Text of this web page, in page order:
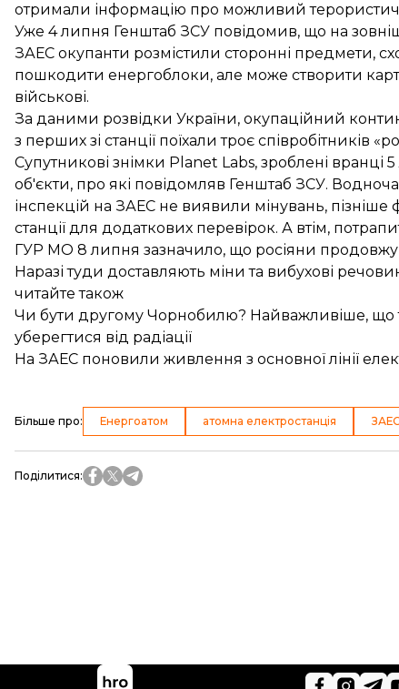
отримали інформацію про можливий
Уже 4 липня Генштаб ЗСУ повідомив, що на
ЗАЕС окупанти розмістили сторонні предмети,
пошкодити енергоблоки, але може створити
військові.
За даними розвідки України, окупаційний
з перших зі станції поїхали троє співробітників
Супутникові знімки Planet Labs, зроблені вранці
об'єкти, про які повідомляв Генштаб ЗСУ.
інспекцій на ЗАЕС не виявили мінувань, пізніше
станції для додаткових перевірок. А втім,
ГУР МО 8 липня зазначило, що росіяни
Наразі туди доставляють міни та вибухові
читайте також
Чи бути другому Чорнобилю? Найважливіше, що
уберегтися від радіації
На ЗАЕС поновили живлення з основної лінії
Більше про: Енергоатом атомна електростанція
Поділитися: